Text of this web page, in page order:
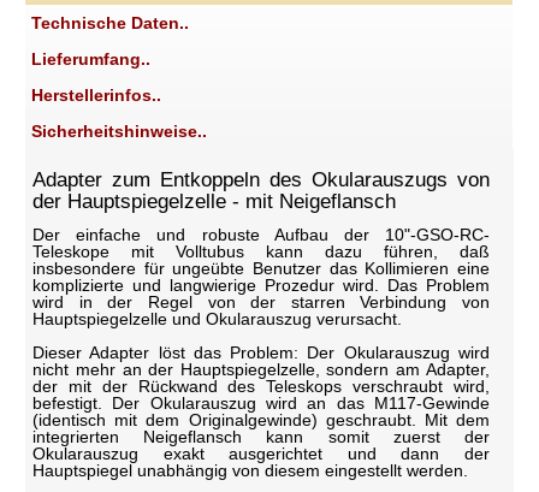
Technische Daten..
Lieferumfang..
Herstellerinfos..
Sicherheitshinweise..
Adapter zum Entkoppeln des Okularauszugs von
der Hauptspiegelzelle - mit Neigeflansch
Der einfache und robuste Aufbau der 10"-GSO-RC-
Teleskope mit Volltubus kann dazu führen, daß
insbesondere für ungeübte Benutzer das Kollimieren eine
komplizierte und langwierige Prozedur wird. Das Problem
wird in der Regel von der starren Verbindung von
Hauptspiegelzelle und Okularauszug verursacht.
Dieser Adapter löst das Problem: Der Okularauszug wird
nicht mehr an der Hauptspiegelzelle, sondern am Adapter,
der mit der Rückwand des Teleskops verschraubt wird,
befestigt. Der Okularauszug wird an das M117-Gewinde
(identisch mit dem Originalgewinde) geschraubt. Mit dem
integrierten Neigeflansch kann somit zuerst der
Okularauszug exakt ausgerichtet und dann der
Hauptspiegel unabhängig von diesem eingestellt werden.